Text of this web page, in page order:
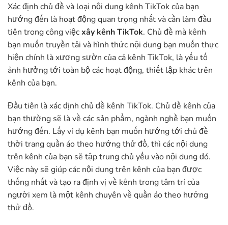
Xác định chủ đề và loại nội dung kênh TikTok của bạn
hướng đến là hoạt động quan trọng nhất và cần làm đầu
tiên trong công việcxây kênh TikTok. Chủ đề mà kênh
bạn muốn truyền tải và hình thức nội dung bạn muốn thực
hiện chính là xương sườn của cả kênh TikTok, là yếu tố
ảnh hưởng tới toàn bộ các hoạt động, thiết lập khác trên
kênh của bạn.
Đầu tiên là xác định chủ đề kênh TikTok. Chủ đề kênh của
bạn thường sẽ là về các sản phẩm, ngành nghề bạn muốn
hướng đến. Lấy ví dụ kênh bạn muốn hướng tới chủ đề
thời trang quần áo theo hướng thử đồ, thì các nội dung
trên kênh của bạn sẽ tập trung chủ yếu vào nội dung đó.
Việc này sẽ giúp các nội dung trên kênh của bạn được
thống nhất và tạo ra định vị về kênh trong tâm trí của
người xem là một kênh chuyên về quần áo theo hướng
thử đồ.